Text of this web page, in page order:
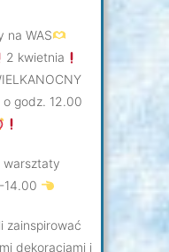
na WAS
2 kwietnia
o godz. 12.00
warsztaty
14.00
zainspirować
dekoracjami i